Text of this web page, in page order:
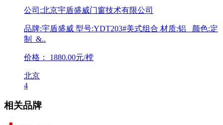
公司:北京宇盾盛威门窗技术有限公司
品牌:宇盾盛威 型号:YDT203#美式组合 材质:铝 颜色:定
制 &..
价格： 1880.00元/樘
北京
4
相关品牌